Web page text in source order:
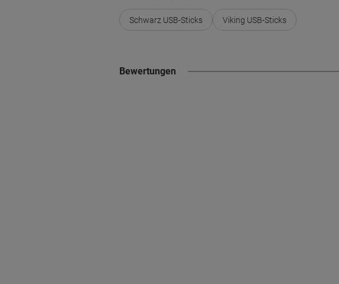
Schwarz USB-Sticks Viking USB-Sticks
Bewertungen